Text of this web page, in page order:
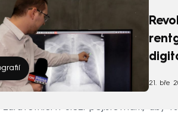
21. bře
zdravotnictví uloží pojišťovnám, aby